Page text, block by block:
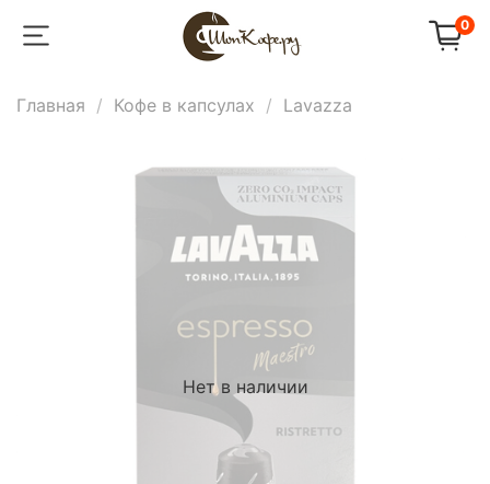
0
Главная Кофе в капсулах Lavazza
Нет в наличии